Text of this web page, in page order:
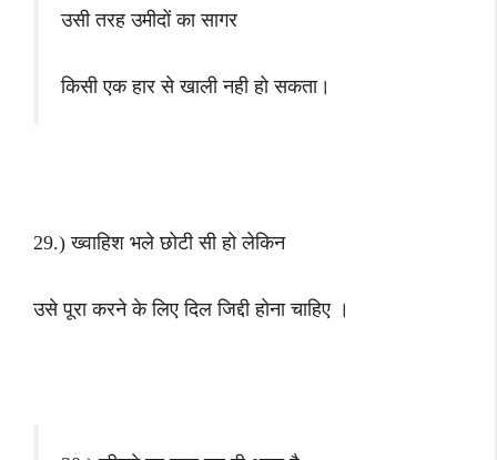
उसी तरह उमीदों का सागर
किसी एक हार से खाली नही हो सकता।
29.) ख्‍वाहिश भले छोटी सी हो लेकिन
उसे पूरा करने के लिए दिल जिद्दी होना चाहिए ।